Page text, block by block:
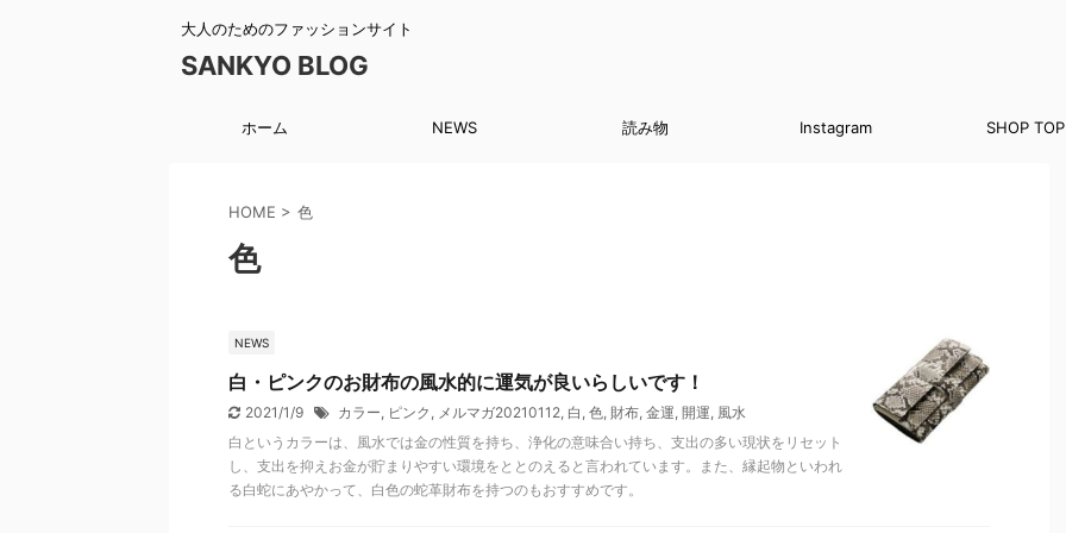
大人のためのファッションサイト
SANKYO BLOG
ホーム NEWS 読み物 Instagram SHOP TOP
HOME > 色
色
NEWS
白・ピンクのお財布の風水的に運気が良いらしいです！
2021/1/9 カラー, ピンク , メルマガ20210112, 白 , 色, 財布, 金運, 開運, 風水
白というカラーは、風水では金の性質を持ち、浄化の意味合い持ち、支出の多い現状をリセット
し、支出を抑えお金が貯まりやすい環境をととのえると言われています。また、縁起物といわれ
る白蛇にあやかって、白色の蛇革財布を持つのもおすすめです。